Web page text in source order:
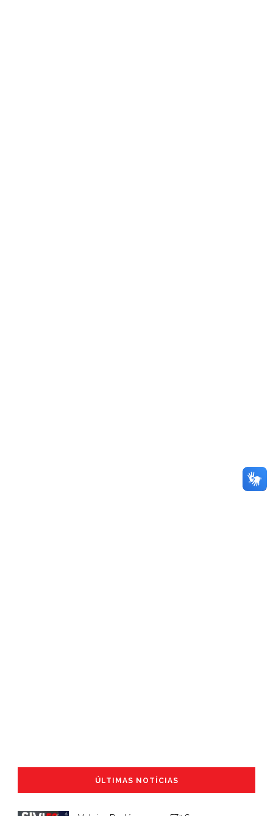
ÚLTIMAS NOTÍCIAS